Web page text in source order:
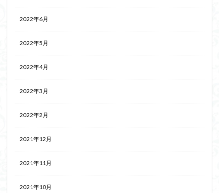
2022年6月
2022年5月
2022年4月
2022年3月
2022年2月
2021年12月
2021年11月
2021年10月